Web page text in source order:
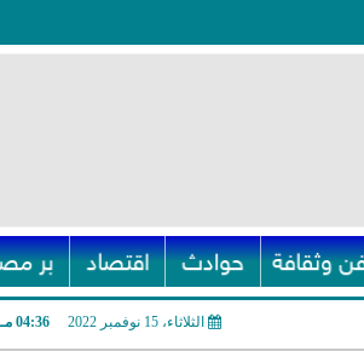
وثقافة حوادث اقتصاد بر
الثلاثاء، 15 نوفمبر 2022 04:36 مـ